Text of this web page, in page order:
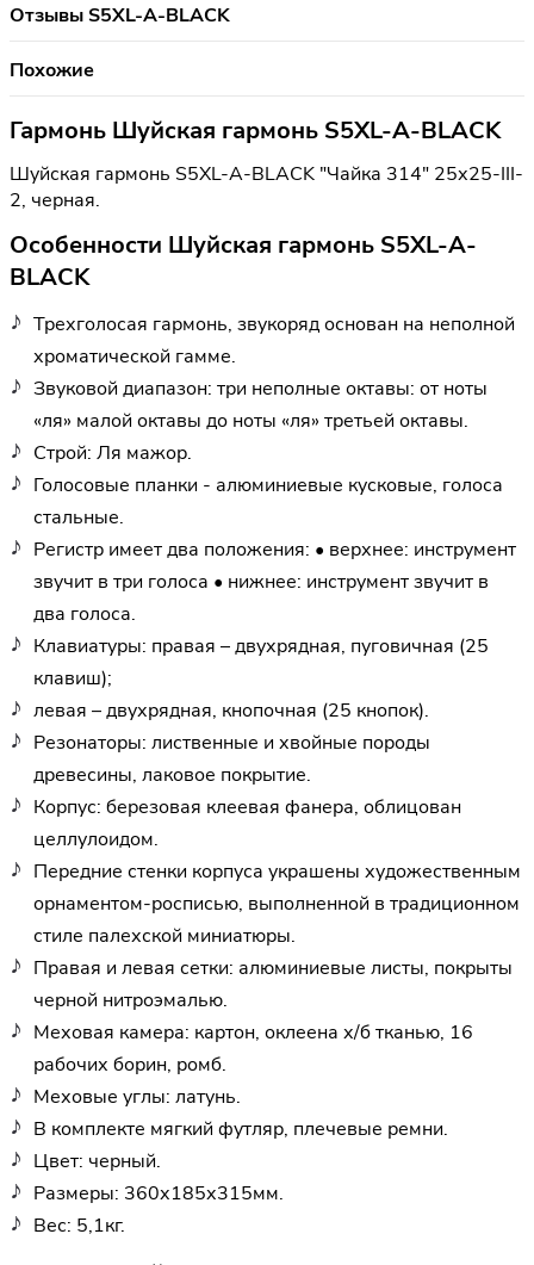
Отзывы S5XL-A-BLACK
Похожие
Гармонь Шуйская гармонь S5XL-A-BLACK
Шуйская гармонь S5XL-A-BLACK "Чайка 314" 25х25-III-
2, черная.
Особенности Шуйская гармонь S5XL-A-
BLACK
Трехголосая гармонь, звукоряд основан на неполной
хроматической гамме.
Звуковой диапазон: три неполные октавы: от ноты
«ля» малой октавы до ноты «ля» третьей октавы.
Строй: Ля мажор.
Голосовые планки - алюминиевые кусковые, голоса
стальные.
Регистр имеет два положения: • верхнее: инструмент
звучит в три голоса • нижнее: инструмент звучит в
два голоса.
Клавиатуры: правая – двухрядная, пуговичная (25
клавиш);
левая – двухрядная, кнопочная (25 кнопок).
Резонаторы: лиственные и хвойные породы
древесины, лаковое покрытие.
Корпус: березовая клеевая фанера, облицован
целлулоидом.
Передние стенки корпуса украшены художественным
орнаментом-росписью, выполненной в традиционном
стиле палехской миниатюры.
Правая и левая сетки: алюминиевые листы, покрыты
черной нитроэмалью.
Меховая камера: картон, оклеена х/б тканью, 16
рабочих борин, ромб.
Меховые углы: латунь.
В комплекте мягкий футляр, плечевые ремни.
Цвет: черный.
Размеры: 360х185х315мм.
Вес: 5,1кг.